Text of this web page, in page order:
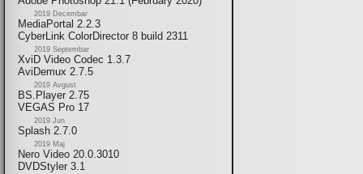
2019 Decembar
MediaPortal 2.2.3
CyberLink ColorDirector 8 build 2311
2019 Septembar
XviD Video Codec 1.3.7
AviDemux 2.7.5
2019 Avgust
BS.Player 2.75
VEGAS Pro 17
2019 Jun
Splash 2.7.0
2019 Maj
Nero Video 20.0.3010
DVDStyler 3.1